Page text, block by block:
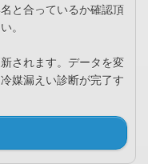
と合っているか確認頂
。
されます。データを変
媒漏えい診断が完了す